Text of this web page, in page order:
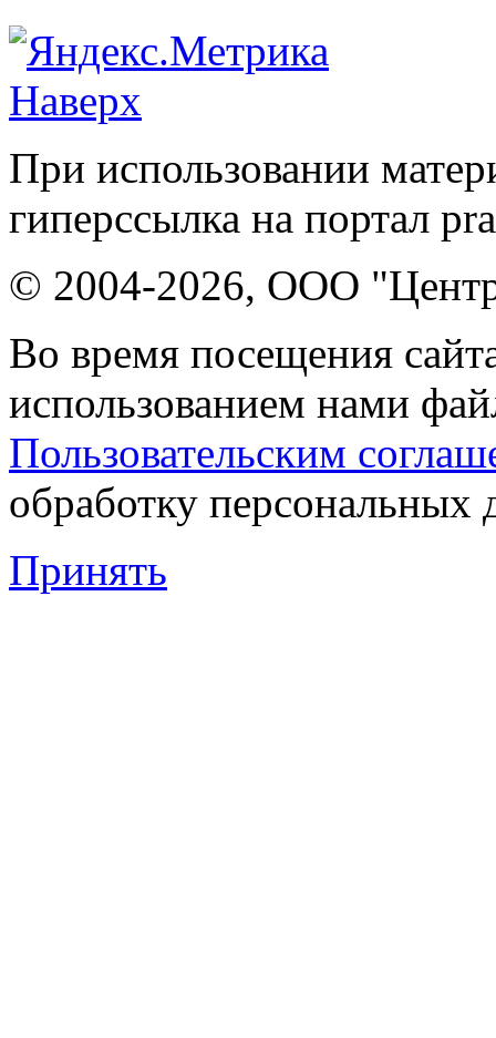
Наверх
При использовании
гиперссылка на портал
© 2004-2026, ООО "Центр
Во время посещения
использованием нами
Пользовательским
обработку персональных
Принять